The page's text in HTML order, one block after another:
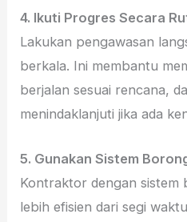
4. Ikuti Progres Secara
Lakukan pengawasan
berkala. Ini membantu
berjalan sesuai rencana,
menindaklanjuti jika ada
5. Gunakan Sistem
Kontraktor dengan
lebih efisien dari segi